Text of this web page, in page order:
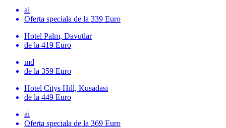
ai
Oferta speciala de la 339 Euro
Hotel Palm, Davutlar
de la 419 Euro
md
de la 359 Euro
Hotel Citys Hill, Kusadasi
de la 449 Euro
ai
Oferta speciala de la 369 Euro